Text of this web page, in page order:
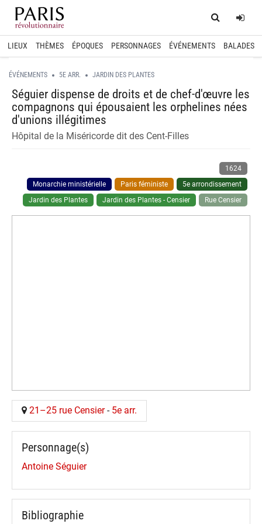
Home
LIEUX THÈMES ÉPOQUES PERSONNAGES ÉVÉNEMENTS BALADES
ÉVÉNEMENTS 5E ARR. JARDIN DES PLANTES
Séguier dispense de droits et de chef-d'œuvre les
compagnons qui épousaient les orphelines nées
d'unions illégitimes
Hôpital de la Miséricorde dit des Cent-Filles
1624
Monarchie ministérielle
Paris féministe
5e arrondissement
Jardin des Plantes
Jardin des Plantes - Censier Rue Censier
21–25 rue Censier- 5e arr.
Personnage(s)
Antoine Séguier
Bibliographie